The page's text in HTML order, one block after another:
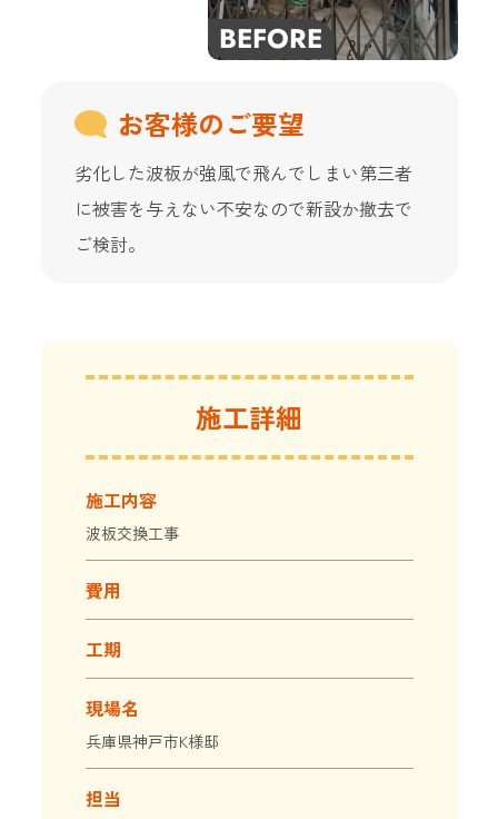
お客様のご要望
劣化した波板が強風で飛んでしまい第三者
に被害を与えない不安なので新設か撤去で
ご検討。
施工詳細
施工内容
波板交換工事
費用
工期
現場名
兵庫県神戸市K様邸
担当